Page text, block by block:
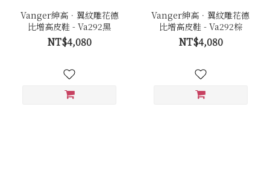
Vanger紳高．翼紋雕花德
比增高皮鞋 - Va292黑
NT$4,080
Vanger紳高．翼紋雕花德
比增高皮鞋 - Va292棕
NT$4,080